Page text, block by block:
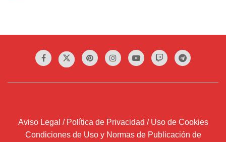
Aviso Legal / Política de Privacidad / Uso de Cookies
Condiciones de Uso y Normas de Publicación de